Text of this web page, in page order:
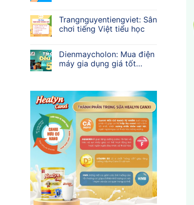
Trangnguyentiengviet: Sân
chơi tiếng Việt tiểu học
Dienmaycholon: Mua điện
máy gia dụng giá tốt